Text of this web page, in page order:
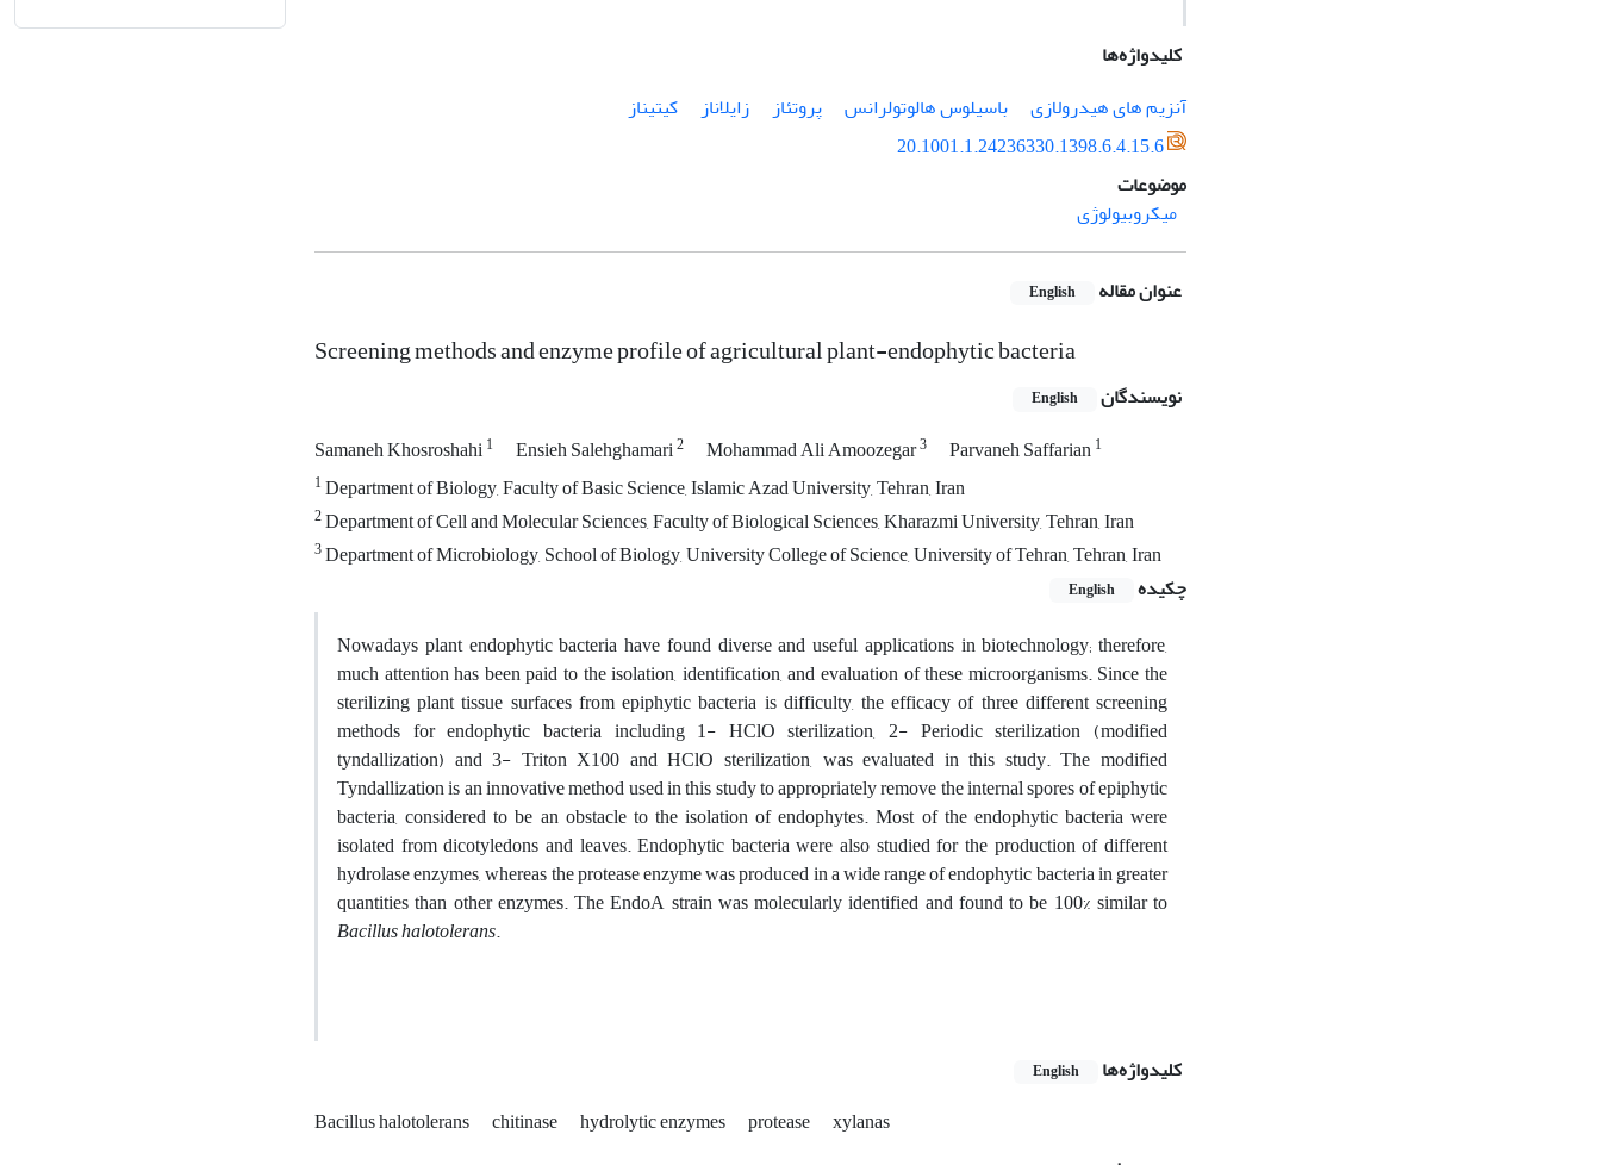
کلیدواژه‌ها
آنزیم­ های هیدرولازی
باسیلوس هالوتولرانس پروتئاز زایلاناز
کیتیناز
20.1001.1.24236330.1398.6.4.15.6
موضوعات
میکروبیولوژی
عنوان مقاله English
Screening methods and enzyme profile of agricultural plant-endophytic bacteria
نویسندگان English
Samaneh Khosroshahi1 Ensieh Salehghamari2 Mohammad Ali Amoozegar3 Parvaneh Saffarian1
1Department of Biology, Faculty of Basic Science, Islamic Azad University, Tehran, Iran
2Department of Cell and Molecular Sciences, Faculty of Biological Sciences, Kharazmi University, Tehran, Iran
3Department of Microbiology, School of Biology, University College of Science, University of Tehran, Tehran, Iran
چکیده
English
Nowadays plant endophytic bacteria have found diverse and useful applications in biotechnology; therefore,
much attention has been paid to the isolation, identification, and evaluation of these microorganisms. Since the
sterilizing plant tissue surfaces from epiphytic bacteria is difficulty, the efficacy of three different screening
methods for endophytic bacteria including 1- HClO sterilization, 2- Periodic sterilization (modified
tyndallization) and 3- Triton X100 and HClO sterilization, was evaluated in this study. The modified
Tyndallization is an innovative method used in this study to appropriately remove the internal spores of epiphytic
bacteria, considered to be an obstacle to the isolation of endophytes. Most of the endophytic bacteria were
isolated from dicotyledons and leaves. Endophytic bacteria were also studied for the production of different
hydrolase enzymes, whereas the protease enzyme was produced in a wide range of endophytic bacteria in greater
quantities than other enzymes. The EndoA strain was molecularly identified and found to be 100% similar to
Bacillus halotolerans.
کلیدواژه‌ها English
Bacillus halotolerans chitinase hydrolytic enzymes protease
xylanas